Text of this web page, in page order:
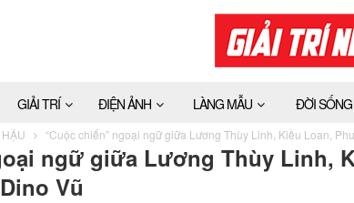
GIẢI TRÍ ĐIỆN ẢNH LÀNG MẪU ĐỜI
“Cuộc chiến” ngoại ngữ giữa Lương Thùy Linh, Kiều Loan,
ngữ giữa Lương Thùy Linh,
Vũ